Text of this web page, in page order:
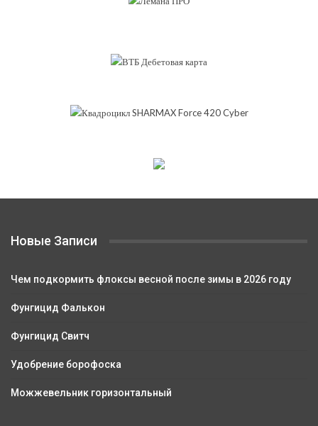
Новые Записи
Чем подкормить флоксы весной после зимы в 2026 году
Фунгицид Фалькон
Фунгицид Свитч
Удобрение борофоска
Можжевельник горизонтальный